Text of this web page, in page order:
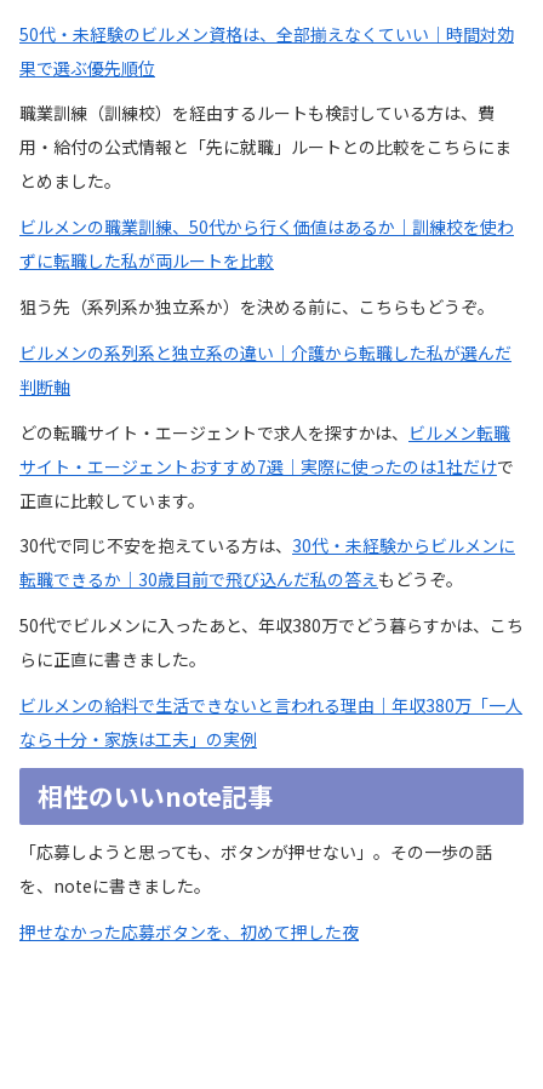
50代・未経験のビルメン資格は、全部揃えなくていい｜時間対効
果で選ぶ優先順位
職業訓練（訓練校）を経由するルートも検討している方は、費
用・給付の公式情報と「先に就職」ルートとの比較をこちらにま
とめました。
ビルメンの職業訓練、50代から行く価値はあるか｜訓練校を使わ
ずに転職した私が両ルートを比較
狙う先（系列系か独立系か）を決める前に、こちらもどうぞ。
ビルメンの系列系と独立系の違い｜介護から転職した私が選んだ
判断軸
どの転職サイト・エージェントで求人を探すかは、 ビルメン転職
サイト・エージェントおすすめ7選｜実際に使ったのは1社だけで
正直に比較しています。
30代で同じ不安を抱えている方は、 30代・未経験からビルメンに
転職できるか｜30歳目前で飛び込んだ私の答えもどうぞ。
50代でビルメンに入ったあと、年収380万でどう暮らすかは、こち
らに正直に書きました。
ビルメンの給料で生活できないと言われる理由｜年収380万「一人
なら十分・家族は工夫」の実例
相性のいいnote記事
「応募しようと思っても、ボタンが押せない」。その一歩の話
を、noteに書きました。
押せなかった応募ボタンを、初めて押した夜